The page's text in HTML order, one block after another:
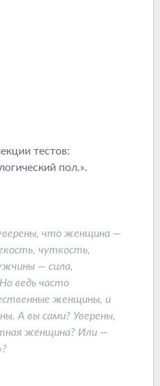
тестов:
пол.».
что женщина —
чуткость,
— сила,
ведь часто
женщины, и
А вы сами? Уверены,
женщина? Или —